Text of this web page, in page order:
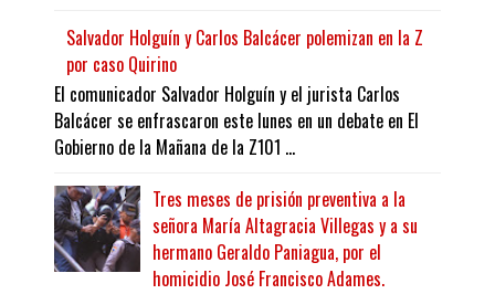
Salvador Holguín y Carlos Balcácer polemizan en la Z
por caso Quirino
El comunicador Salvador Holguín y el jurista Carlos
Balcácer se enfrascaron este lunes en un debate en El
Gobierno de la Mañana de la Z101 ...
Tres meses de prisión preventiva a la
señora María Altagracia Villegas y a su
hermano Geraldo Paniagua, por el
homicidio José Francisco Adames.